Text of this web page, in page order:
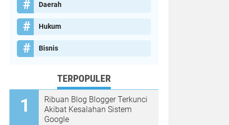
Daerah
Hukum
Bisnis
TERPOPULER
Ribuan Blog Blogger Terkunci
Akibat Kesalahan Sistem
Google